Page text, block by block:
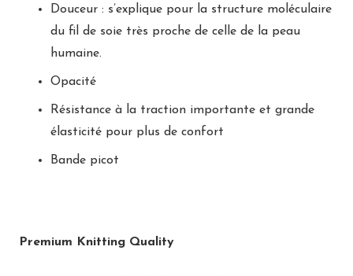
Douceur : s’explique pour la structure moléculaire
du fil de soie très proche de celle de la peau
humaine.
Opacité
Résistance à la traction importante et grande
élasticité pour plus de confort
Bande picot
Premium Knitting Quality